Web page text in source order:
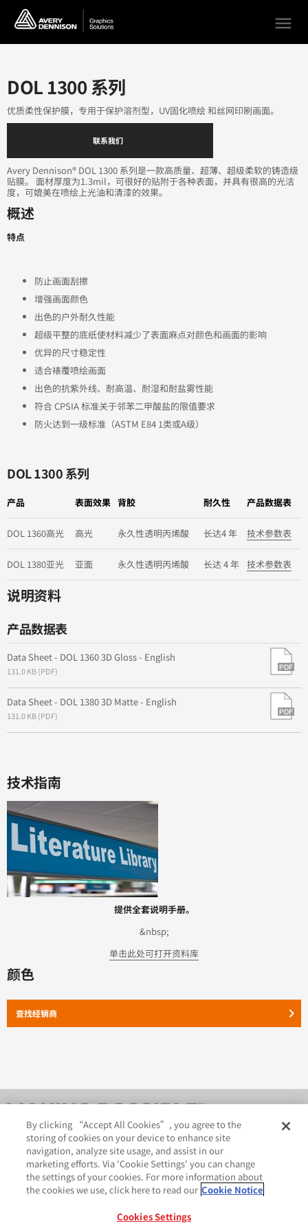
menu
DOL 1300 系列
优质柔性保护膜，专用于保护溶剂型，UV固化喷绘 和丝网印刷画面。
联系我们
Avery Dennison® DOL 1300 系列是一款高质量、超薄、超级柔软的铸造级
贴膜。 面材厚度为1.3mil，可很好的贴附于各种表面，并具有很高的光洁
度，可媲美在喷绘上光油和清漆的效果。
概述
特点
防止画面刮擦
增强画面颜色
出色的户外耐久性能
超级平整的底纸使材料减少了表面麻点对颜色和画面的影响
优异的尺寸稳定性
适合裱覆喷绘画面
出色的抗紫外线、耐高温、耐湿和耐盐雾性能
符合 CPSIA 标准关于邻苯二甲酸盐的限值要求
防火达到一级标准（ASTM E84 1类或A级）
DOL 1300 系列
产品 表面效果 背胶 耐久性 产品数据表
DOL 1360高光 高光 永久性透明丙烯酸 长达4 年 技术参数表
DOL 1380亚光 亚面 永久性透明丙烯酸 长达 4 年 技术参数表
说明资料
产品数据表
Data Sheet - DOL 1360 3D Gloss - English
131.0 KB (PDF)
Data Sheet - DOL 1380 3D Matte - English
131.0 KB (PDF)
技术指南
提供全套说明手册。
&nbsp;
单击此处可打开资料库
颜色
查找经销商 keyboard_arrow_right
Cookie 政策
By clicking “Accept All Cookies”, you agree to the
storing of cookies on your device to enhance site
navigation, analyze site usage, and assist in our
marketing efforts. Via 'Cookie Settings' you can change
the settings of your cookies. For more information about
the cookies we use, click here to read our Cookie Notice
Cookies Settings